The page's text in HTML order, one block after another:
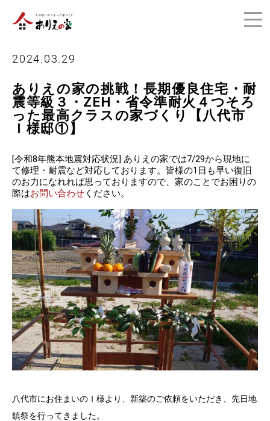
2024.03.29
ありえの家の挑戦！長期優良住宅・耐
震等級３・ZEH・省令準耐火４つそろ
った最高クラスの家づくり【八代市
Ｉ様邸①】
[令和8年熊本地震対応状況] ありえの家では7/29から現地に
て修理・耐震など対応しております。皆様の1日も早い復旧
のお力になれれば思っておりますので、家のことでお困りの
際はお問い合わせ ください。
八代市にお住まいのＩ様より、新築のご依頼をいただき、先日地
鎮祭を行ってきました。